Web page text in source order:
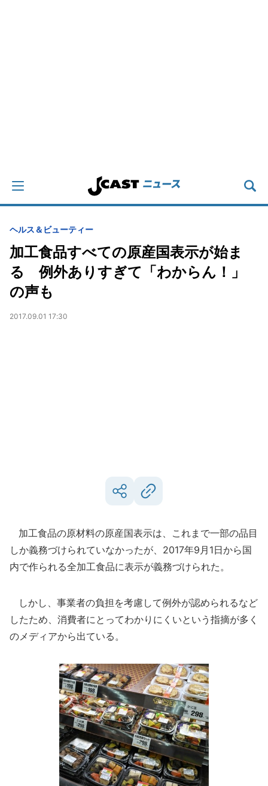
ヘルス＆ビューティー
加工食品すべての原産国表示が始ま
る 例外ありすぎて「わからん！」
の声も
2017.09.01 17:30
加工食品の原材料の原産国表示は、これまで一部の品目
しか義務づけられていなかったが、2017年9月1日から国
内で作られる全加工食品に表示が義務づけられた。
しかし、事業者の負担を考慮して例外が認められるなど
したため、消費者にとってわかりにくいという指摘が多く
のメディアから出ている。